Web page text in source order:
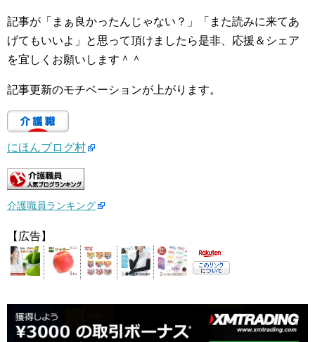
記事が「まぁ良かったんじゃない？」「また読みに来てあ
げてもいいよ」と思って頂けましたら是非、応援＆シェア
を宜しくお願いします＾＾
記事更新のモチベーションが上がります。
にほんブログ村
介護職員ランキング
【広告】